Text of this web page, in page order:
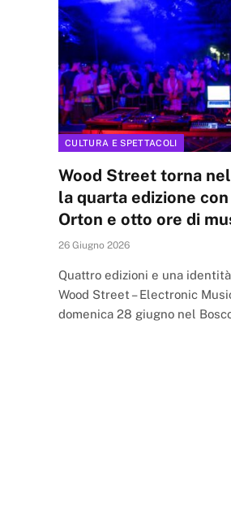
CULTURA E SPETTACOLI
Wood Street torna
la quarta edizione con
Orton e otto ore di
26 Giugno 2026
Quattro edizioni e una
Wood Street – Electronic
domenica 28 giugno nel